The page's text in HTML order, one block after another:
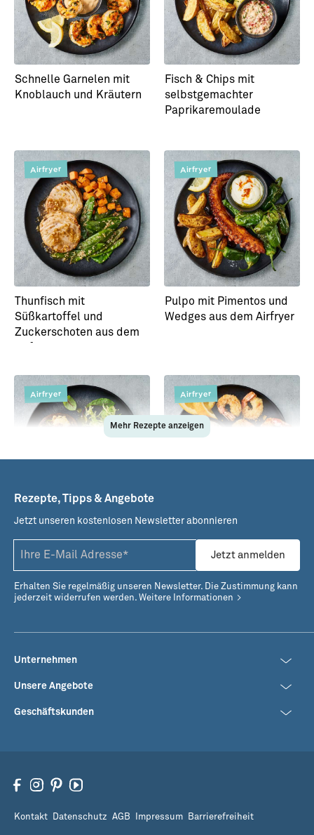
Malfatti
Limette auf Römersalat
Schnelle Garnelen mit
Knoblauch und Kräutern
Fisch & Chips mit
selbstgemachter
Paprikaremoulade
Airfryer
Thunfisch mit
Süßkartoffel und
Zuckerschoten aus dem
Airfryer
Pulpo mit Pimentos und
Wedges aus dem Airfryer
Airfryer
Im Airfryer gratinierter
Kabeljau-Portobello
Airfryer
Crispy Garnelen aus dem
Airfryer mit Thousand
Island Dip
Mehr Rezepte anzeigen
Unternehmen
Unsere Angebote
Geschäftskunden
Rezepte, Tipps & Angebote
Jetzt unseren kostenlosen Newsletter abonnieren
Jetzt anmelden
Erhalten Sie regelmäßig unseren Newsletter. Die Zustimmung kann
jederzeit widerrufen werden. Weitere Informationen
Kontakt Datenschutz AGB Impressum Barrierefreiheit